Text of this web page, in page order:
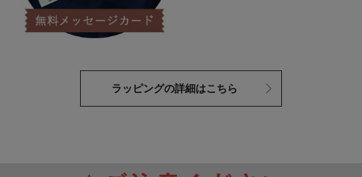
ラッピングの詳細はこちら